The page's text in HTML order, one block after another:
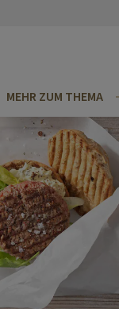
MEHR ZUM THEMA